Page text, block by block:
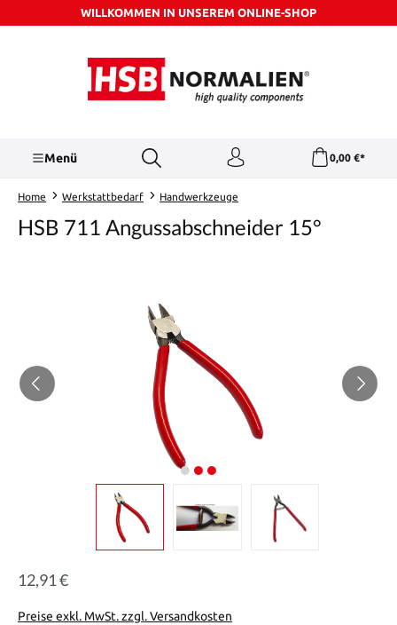
Zum Hauptinhalt springenWILLKOMMEN IN UNSEREM ONLINE-SHOP
Menü 0,00 €*
Home Werkstattbedarf Handwerkzeuge
HSB 711 Angussabschneider 15°
Regulärer Preis:
12,91 €
Preise exkl. MwSt. zzgl. Versandkosten